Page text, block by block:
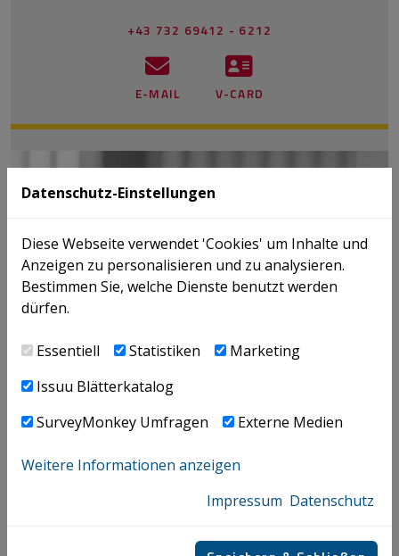
+43 732 69412 - 6212
E-MAIL V-CARD
Datenschutz-Einstellungen
Diese Webseite verwendet 'Cookies' um Inhalte und
Anzeigen zu personalisieren und zu analysieren.
Bestimmen Sie, welche Dienste benutzt werden
dürfen.
Essentiell Statistiken
Marketing
Issuu Blätterkatalog
SurveyMonkey Umfragen
Externe Medien
Weitere Informationen anzeigen
Impressum Datenschutz